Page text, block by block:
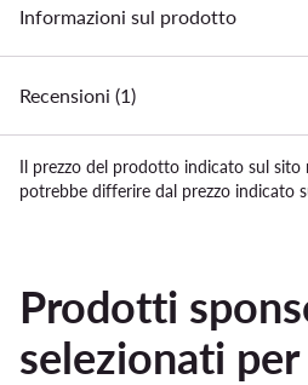
Informazioni sul prodotto
Recensioni (1)
Il prezzo del prodotto indicato sul sito
potrebbe differire dal prezzo indicato
Prodotti
selezionati